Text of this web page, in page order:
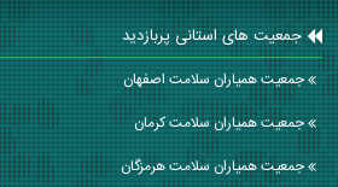
جمعیت های استانی پربازدید
جمعیت همیاران سلامت اصفهان
جمعیت همیاران سلامت كرمان
جمعیت همیاران سلامت هرمزگان